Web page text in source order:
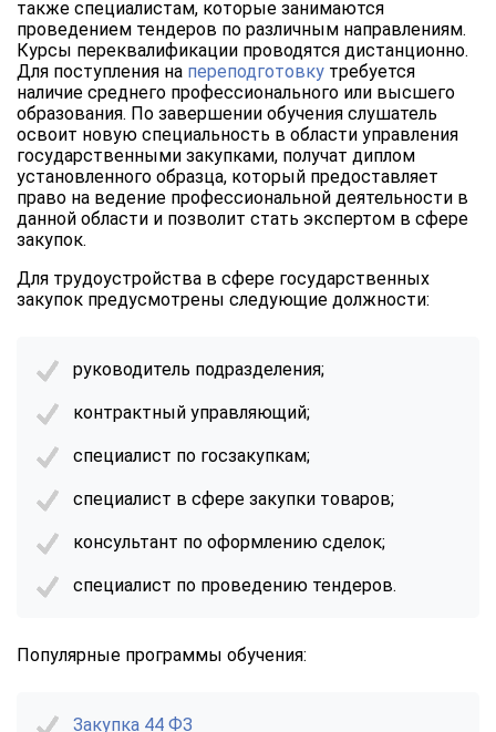
также специалистам, которые занимаются
проведением тендеров по различным направлениям.
Курсы переквалификации проводятся дистанционно.
Для поступления на переподготовку требуется
наличие среднего профессионального или высшего
образования. По завершении обучения слушатель
освоит новую специальность в области управления
государственными закупками, получат диплом
установленного образца, который предоставляет
право на ведение профессиональной деятельности в
данной области и позволит стать экспертом в сфере
закупок.
Для трудоустройства в сфере государственных
закупок предусмотрены следующие должности:
руководитель подразделения;
контрактный управляющий;
специалист по госзакупкам;
специалист в сфере закупки товаров;
консультант по оформлению сделок;
специалист по проведению тендеров.
Популярные программы обучения:
Закупка 44 ФЗ